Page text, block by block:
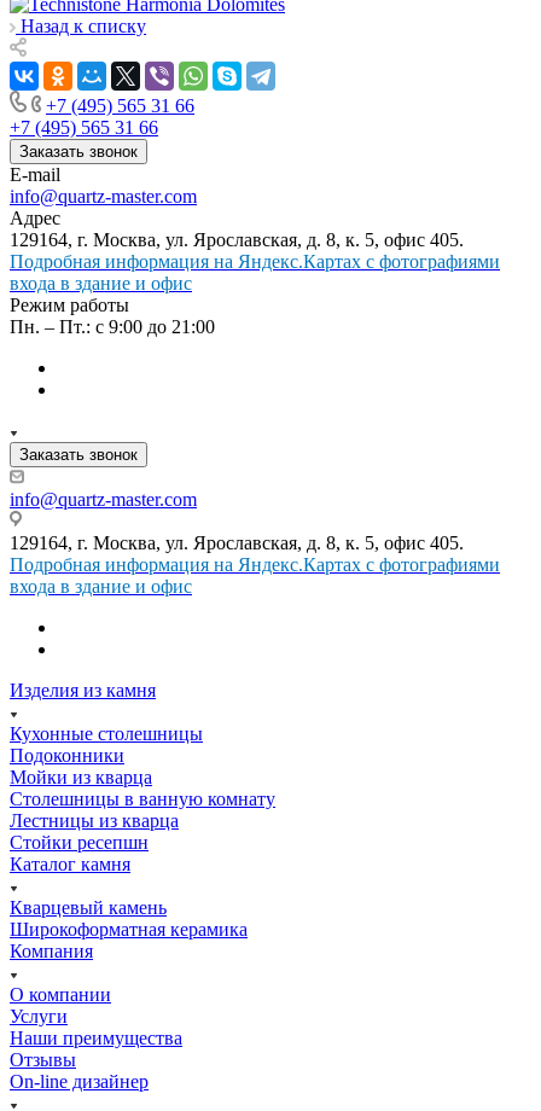
Назад к списку
+7 (495) 565 31 66
+7 (495) 565 31 66
Заказать звонок
E-mail
info@quartz-master.com
Адрес
129164, г. Москва, ул. Ярославская, д. 8, к. 5, офис 405.
Подробная информация на Яндекс.Картах с фотографиями
входа в здание и офис
Режим работы
Пн. – Пт.: с 9:00 до 21:00
Заказать звонок
info@quartz-master.com
129164, г. Москва, ул. Ярославская, д. 8, к. 5, офис 405.
Подробная информация на Яндекс.Картах с фотографиями
входа в здание и офис
Изделия из камня
Кухонные столешницы
Подоконники
Мойки из кварца
Столешницы в ванную комнату
Лестницы из кварца
Стойки ресепшн
Каталог камня
Кварцевый камень
Широкоформатная керамика
Компания
О компании
Услуги
Наши преимущества
Отзывы
On-line дизайнер